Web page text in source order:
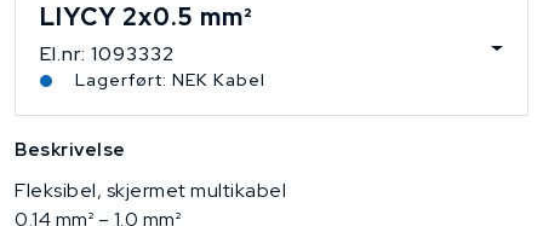
LIYCY 2x0.5 mm²
El.nr: 1093332
Lagerført: NEK Kabel
Beskrivelse
Fleksibel, skjermet multikabel
0.14 mm² – 1.0 mm²